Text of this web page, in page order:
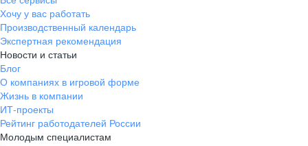
пер. Ланинский д. 4, офис 3.4
+7 423 202-33-28
pr@dv.hh.ru
Новосибирск
ул. Большевистская, д. 35,
помещение 21
+7 383 207-94-64
Хочу у вас работать
Производственный календарь
Экспертная рекомендация
Новости и статьи
Блог
О компаниях в игровой форме
Жизнь в компании
ИТ-проекты
Рейтинг работодателей России
Молодым специалистам